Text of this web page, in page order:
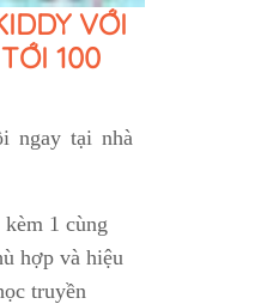
VỚI
100
ngay tại nhà
1 cùng
hợp và hiệu
truyền